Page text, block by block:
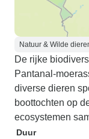
Natuur & Wilde
De rijke
Pantanal-
diverse dieren
boottochten op
ecosystemen
Duur